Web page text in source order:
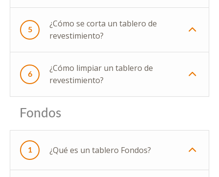
5
¿Cómo se corta un tablero de
revestimiento?
6
¿Cómo limpiar un tablero de
revestimiento?
Fondos
1 ¿Qué es un tablero Fondos?